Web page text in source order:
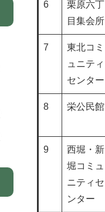
6
栗原六丁
目集会所
7
東北コミ
ュニティ
センター
8 栄公民館
9
西堀・新
堀コミュ
ニティセ
ンター